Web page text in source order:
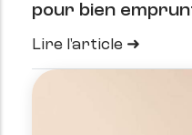
pour bien
Lire l'article